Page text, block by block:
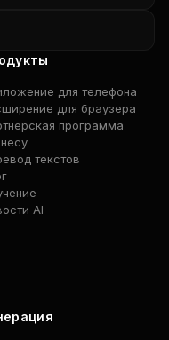
для телефона
для браузера
программа
текстов
AI